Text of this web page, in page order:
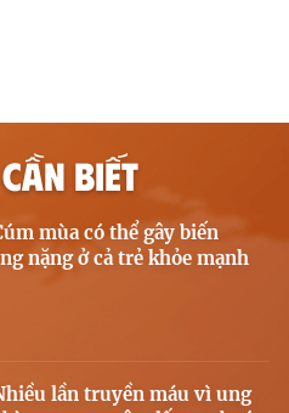
BIẾT
mùa có thể gây biến
nặng ở cả trẻ khỏe mạnh
lần truyền máu vì ung